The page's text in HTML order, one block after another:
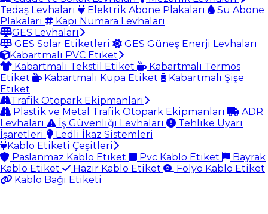
Tedaş Levhaları
Elektrik Abone Plakaları
Su Abone
Plakaları
Kapı Numara Levhaları
GES Levhaları
GES Solar Etiketleri
GES Güneş Enerji Levhaları
Kabartmalı PVC Etiket
Kabartmalı Tekstil Etiket
Kabartmalı Termos
Etiket
Kabartmalı Kupa Etiket
Kabartmalı Şişe
Etiket
Trafik Otopark Ekipmanları
Plastik ve Metal Trafik Otopark Ekipmanları
ADR
Levhaları
İş Güvenliği Levhaları
Tehlike Uyarı
İşaretleri
Ledli İkaz Sistemleri
Kablo Etiketi Çeşitleri
Paslanmaz Kablo Etiket
Pvc Kablo Etiket
Bayrak
Kablo Etiket
Hazır Kablo Etiket
Folyo Kablo Etiket
Kablo Bağı Etiketi